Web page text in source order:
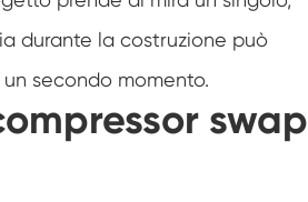
termico
fotovoltaica
durante la costruzione può
secondo momento.
swap